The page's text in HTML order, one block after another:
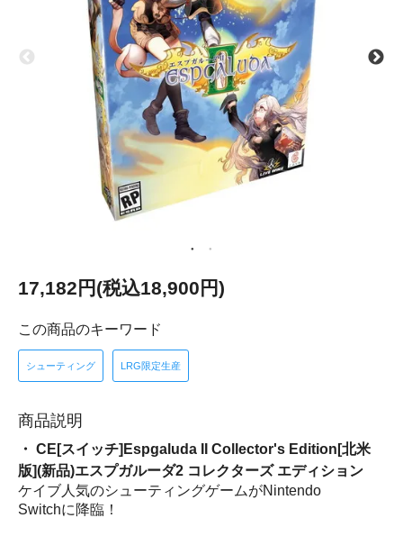
17,182円(税込18,900円)
この商品のキーワード
シューティング LRG限定生産
商品説明
・ CE[スイッチ]Espgaluda II Collector's Edition[北米
版](新品)エスプガルーダ2 コレクターズ エディション
ケイブ人気のシューティングゲームがNintendo
Switchに降臨！